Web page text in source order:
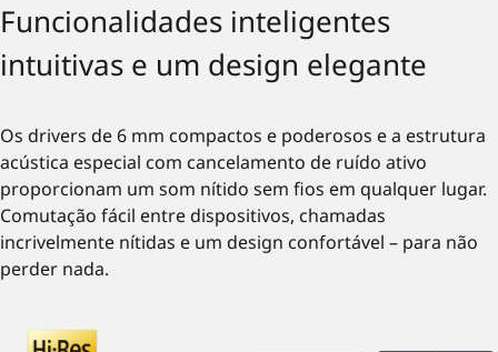
Funcionalidades inteligentes
intuitivas e um design elegante
Os drivers de 6 mm compactos e poderosos e a estrutura
acústica especial com cancelamento de ruído ativo
proporcionam um som nítido sem fios em qualquer lugar.
Comutação fácil entre dispositivos, chamadas
incrivelmente nítidas e um design confortável – para não
perder nada.